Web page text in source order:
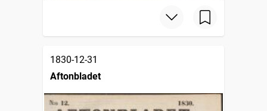
1830-12-31
Aftonbladet